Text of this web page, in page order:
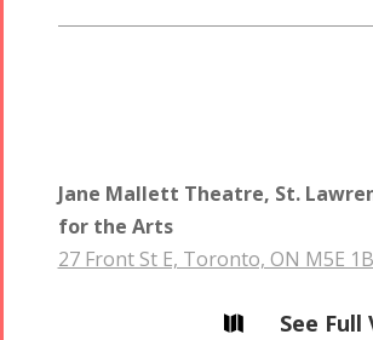
Jane Mallett Theatre, St.
for the Arts
27 Front St E, Toronto, ON M5E
See Full